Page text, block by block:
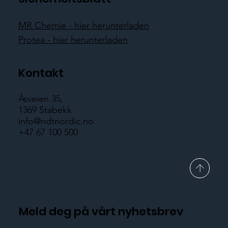
MR Chemie - hier herunterladen
Protea - hier herunterladen
Kontakt
Åsveien 35,
1369 Stabekk
info@ndtnordic.no
+47 67 100 500
Meld deg på vårt nyhetsbrev